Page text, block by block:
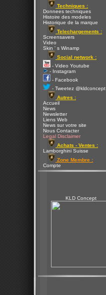
Techniques :
Donnees techniques
Histoire des modeles
Historique de la marque
Telechargements :
Screensavers
Video
Skin ' s Winamp
Social network :
- Video Youtube
- Instagram
- Facebook
- Tweetez @kldconcept
Autres :
Accueil
News
Newsletter
Liens Web
News sur votre site
Nous Contacter
Legal Disclaimer
Achats - Ventes :
Lamborghini Suisse
Zone Membre :
Compte
KLD Concept